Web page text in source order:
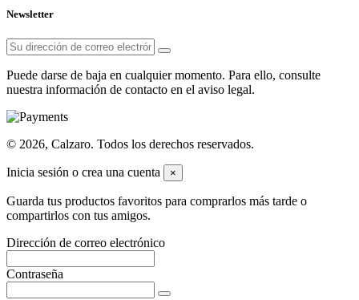
Newsletter
Puede darse de baja en cualquier momento. Para ello, consulte
nuestra información de contacto en el aviso legal.
© 2026, Calzaro. Todos los derechos reservados.
Inicia sesión o crea una cuenta ×
Guarda tus productos favoritos para comprarlos más tarde o
compartirlos con tus amigos.
Dirección de correo electrónico
Contraseña